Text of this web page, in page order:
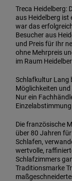
Treca Heidelberg:
aus Heidelberg ist
war das
Besucher aus
und Preis für Ihr
ohne Mehrpreis
im Raum
Schlafkultur Lang
Möglichkeiten
Nur ein
Die französische
über 80 Jahren
Schlafen,
wertvolle,
Schlafzimmers
Traditionsmarke